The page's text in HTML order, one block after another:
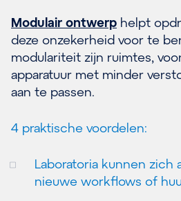
Modulair ontwerp helpt
deze onzekerheid voor te
modulariteit zijn ruimtes,
apparatuur met minder
aan te passen.
4 praktische voordelen:
Laboratoria kunnen zich
nieuwe workflows of